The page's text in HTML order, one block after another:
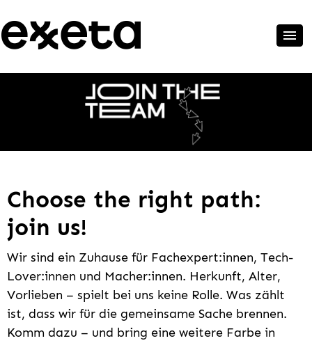
Choose the right path:
join us!
Wir sind ein Zuhause für Fachexpert:innen, Tech-
Lover:innen und Macher:innen. Herkunft, Alter,
Vorlieben – spielt bei uns keine Rolle. Was zählt
ist, dass wir für die gemeinsame Sache brennen.
Komm dazu – und bring eine weitere Farbe in